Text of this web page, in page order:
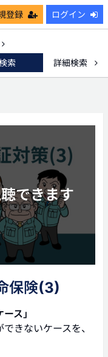
登録 ログイン
索
詳細検索
できます
保険(3)
ス」
きないケースを、